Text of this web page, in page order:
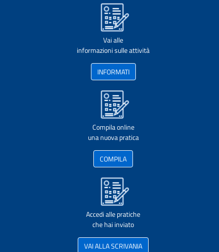
Vai alle
informazioni sulle attività
INFORMATI
Compila online
una nuova pratica
COMPILA
Accedi alle pratiche
che hai inviato
VAI ALLA SCRIVANIA